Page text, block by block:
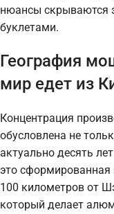
нюансы скрываются
буклетами.
География
мир едет из
Концентрация
обусловлена не
актуально десять
это сформированная
100 километров от
который делает